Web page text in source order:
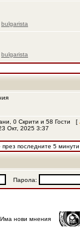
bulgarista
bulgarista
0 Скрити и 58 Гости [
Окт, 2025 3:37
последните 5 минути
Парола:
Има нови мнения